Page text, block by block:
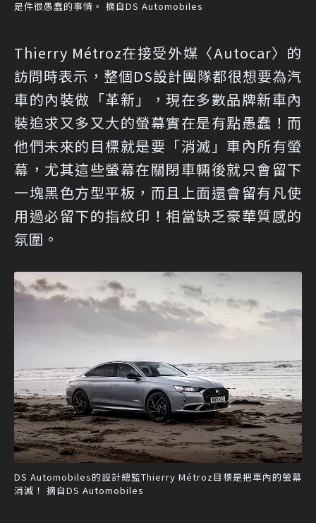
是件很愚蠢的事情。 摘自DS Automobiles
Thierry Métroz在接受外媒〈Autocar〉的
訪問時表示，整個DS設計團隊都很想要為汽
車的內裝做「革新」，現在多數品牌新車內
裝追求又多又大的螢幕實在是有點愚蠢！而
他們未來的目標就是要「消滅」車內所有螢
幕，尤其這些螢幕在關閉車輛後就只會留下
一塊黑色方型平板，而且上面還會留有凡使
用過必留下的指紋印！相當缺乏豪華質感的
氛圍。
DS Automobiles的設計總監Thierry Métroz目標是把車內的螢幕
消滅！ 摘自DS Automobiles